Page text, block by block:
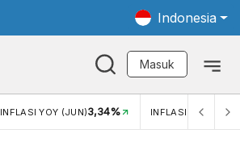
Indonesia
Masuk
INFLASI YOY (JUN)3,34% INFLASI MOM